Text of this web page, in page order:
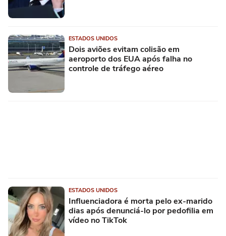
ESTADOS UNIDOS
Dois aviões evitam colisão em
aeroporto dos EUA após falha no
controle de tráfego aéreo
ESTADOS UNIDOS
Influenciadora é morta pelo ex-marido
dias após denunciá-lo por pedofilia em
vídeo no TikTok